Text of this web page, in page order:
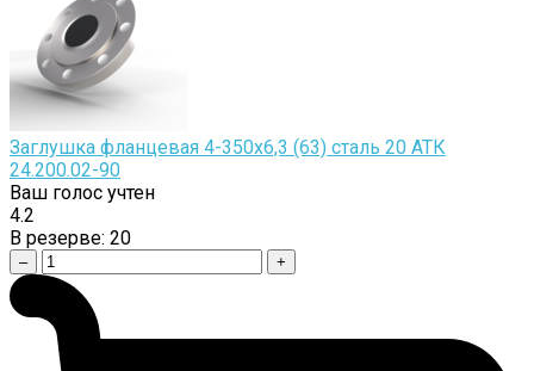
Заглушка фланцевая 4-350х6,3 (63) сталь 20 АТК
24.200.02-90
Ваш голос учтен
4.2
В резерве: 20
– +